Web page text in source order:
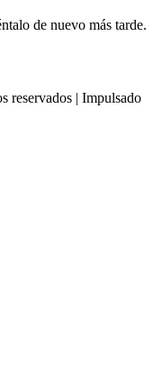
de nuevo más tarde.
reservados | Impulsado